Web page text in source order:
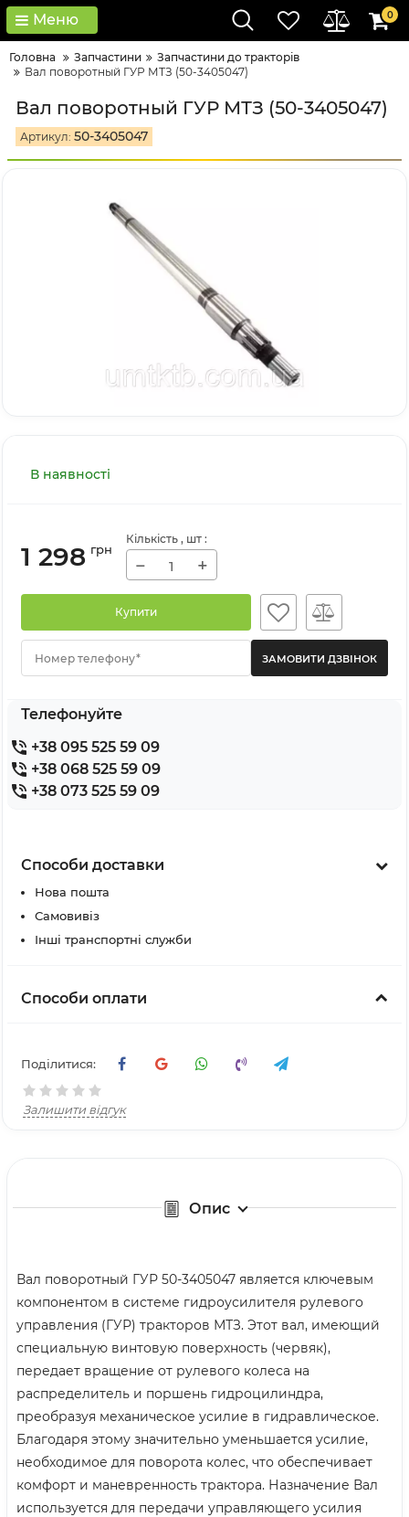
Меню 0
Головна Запчастини
Запчастини до тракторів
Вал поворотный ГУР МТЗ (50-3405047)
Вал поворотный ГУР МТЗ (50-3405047)
Артикул: 50-3405047
В наявності
1 298 грн
Кількість , шт :
− +
Купити
Номер телефону*
Телефонуйте
+38 095 525 59 09
+38 068 525 59 09
+38 073 525 59 09
Способи доставки
Нова пошта
Самовивіз
Інші транспортні служби
Способи оплати
Поділитися:
Залишити відгук
Опис
Вал поворотный ГУР 50-3405047 является ключевым
компонентом в системе гидроусилителя рулевого
управления (ГУР) тракторов МТЗ. Этот вал, имеющий
специальную винтовую поверхность (червяк),
передает вращение от рулевого колеса на
распределитель и поршень гидроцилиндра,
преобразуя механическое усилие в гидравлическое.
Благодаря этому значительно уменьшается усилие,
необходимое для поворота колес, что обеспечивает
комфорт и маневренность трактора. Назначение Вал
используется для передачи управляющего усилия